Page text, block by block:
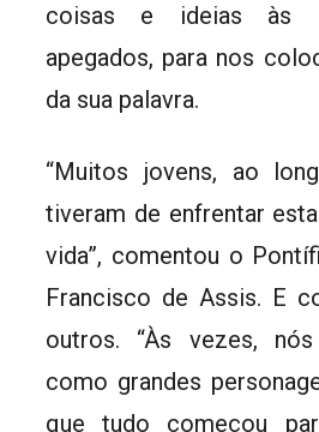
coisas e ideias às
apegados, para nos
da sua palavra.
“Muitos jovens, ao
tiveram de enfrentar
vida”, comentou o
Francisco de Assis. E
outros. “Às vezes,
como grandes
que tudo começou